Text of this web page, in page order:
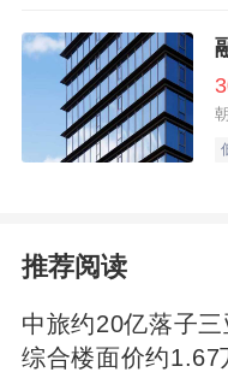
推荐阅读
中旅约20亿落子
综合楼面价约1.67